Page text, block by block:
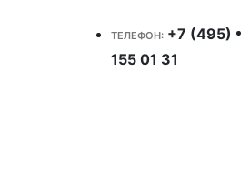
ТЕЛЕФОН: +7 (495)
155 01 31